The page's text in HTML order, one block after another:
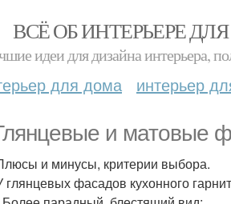
ВСЁ ОБ ИНТЕРЬЕРЕ
идеи для дизайна интерьера,
для дома интерьер
и матовые
и минусы, критерии выбора.
глянцевых фасадов кухонного